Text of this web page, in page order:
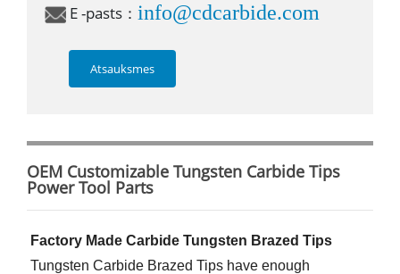
E -pasts： info@cdcarbide.com
Atsauksmes
OEM Customizable Tungsten Carbide Tips
Power Tool Parts
Factory Made Carbide Tungsten Brazed Tips
Tungsten Carbide Brazed Tips have enough